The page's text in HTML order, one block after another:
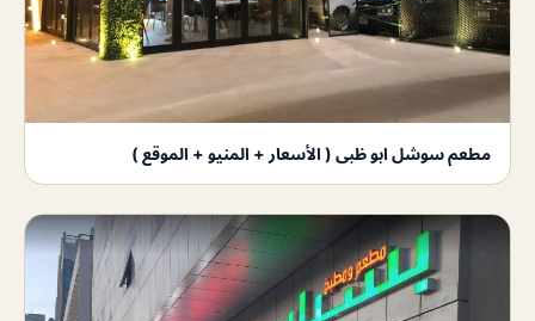
مطعم سوشل ابو ظبى ( الأسعار + المنيو + الموقع )